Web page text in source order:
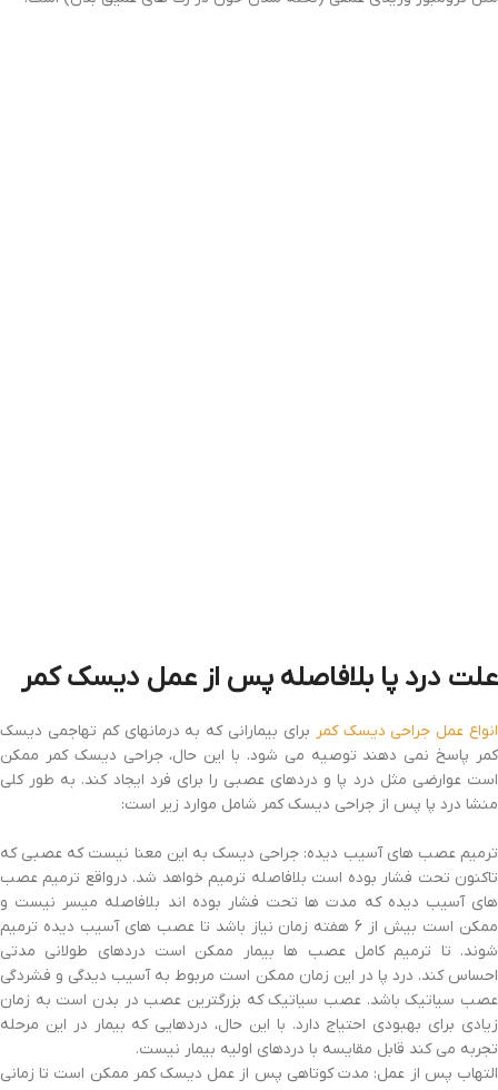
علت درد پا بلافاصله پس از عمل دیسک کمر
انواع عمل جراحی دیسک کمر برای بیمارانی که به درمانهای کم تهاجمی دیسک
کمر پاسخ نمی دهند توصیه می شود. با این حال، جراحی دیسک کمر ممکن
است عوارضی مثل درد پا و دردهای عصبی را برای فرد ایجاد کند. به طور کلی
منشا درد پا پس از جراحی دیسک کمر شامل موارد زیر است:
ترمیم عصب های آسیب دیده: جراحی دیسک به این معنا نیست که عصبی که
تاکنون تحت فشار بوده است بلافاصله ترمیم خواهد شد. درواقع ترمیم عصب
های آسیب دیده که مدت ها تحت فشار بوده اند بلافاصله میسر نیست و
ممکن است بیش از 6 هفته زمان نیاز باشد تا عصب های آسیب دیده ترمیم
شوند. تا ترمیم کامل عصب ها بیمار ممکن است دردهای طولانی مدتی
احساس کند. درد پا در این زمان ممکن است مربوط به آسیب دیدگی و فشردگی
عصب سیاتیک باشد. عصب سیاتیک که بزرگترین عصب در بدن است به زمان
زیادی برای بهبودی احتیاج دارد. با این حال، دردهایی که بیمار در این مرحله
تجربه می کند قابل مقایسه با دردهای اولیه بیمار نیست.
التهاب پس از عمل: مدت کوتاهی پس از عمل دیسک کمر ممکن است تا زمانی